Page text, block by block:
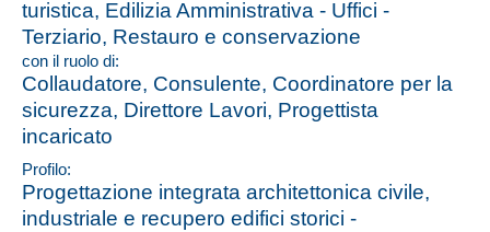
turistica, Edilizia Amministrativa - Uffici -
Terziario, Restauro e conservazione
con il ruolo di:
Collaudatore, Consulente, Coordinatore per la
sicurezza, Direttore Lavori, Progettista
incaricato
Profilo:
Progettazione integrata architettonica civile,
industriale e recupero edifici storici -